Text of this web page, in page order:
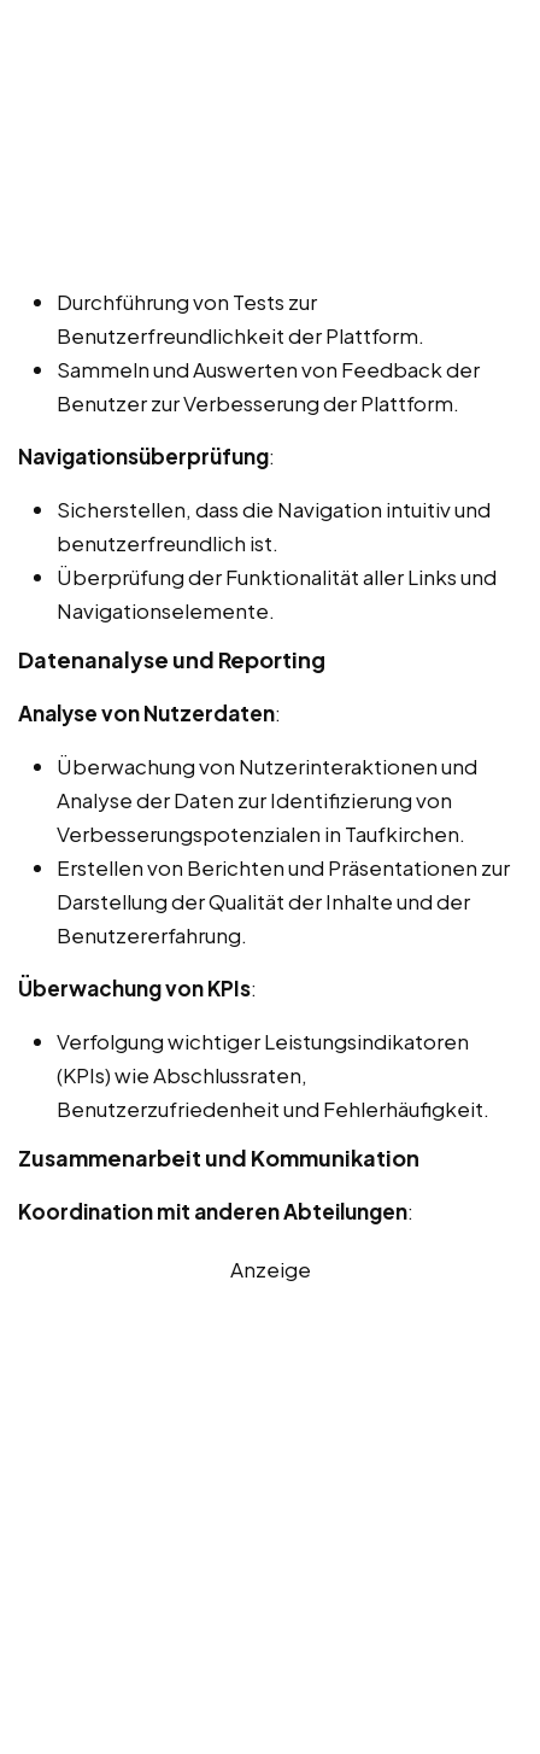
Durchführung von Tests zur
Benutzerfreundlichkeit der Plattform.
Sammeln und Auswerten von Feedback der
Benutzer zur Verbesserung der Plattform.
Navigationsüberprüfung:
Sicherstellen, dass die Navigation intuitiv und
benutzerfreundlich ist.
Überprüfung der Funktionalität aller Links und
Navigationselemente.
Datenanalyse und Reporting
Analyse von Nutzerdaten:
Überwachung von Nutzerinteraktionen und
Analyse der Daten zur Identifizierung von
Verbesserungspotenzialen in Taufkirchen.
Erstellen von Berichten und Präsentationen zur
Darstellung der Qualität der Inhalte und der
Benutzererfahrung.
Überwachung von KPIs:
Verfolgung wichtiger Leistungsindikatoren
(KPIs) wie Abschlussraten,
Benutzerzufriedenheit und Fehlerhäufigkeit.
Zusammenarbeit und Kommunikation
Koordination mit anderen Abteilungen:
Anzeige